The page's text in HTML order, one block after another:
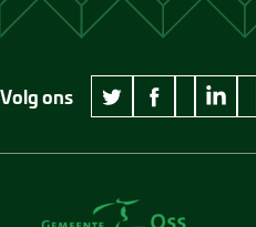
Volg ons
twitter Museum
facebook